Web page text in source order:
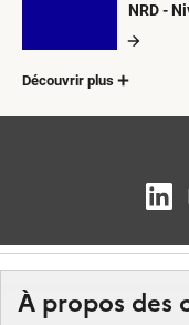
À propos des
NRD -
Découvrir plus